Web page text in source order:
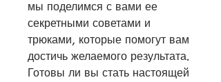
мы поделимся с вами ее
секретными советами и
трюками, которые помогут вам
достичь желаемого результата.
Готовы ли вы стать настоящей